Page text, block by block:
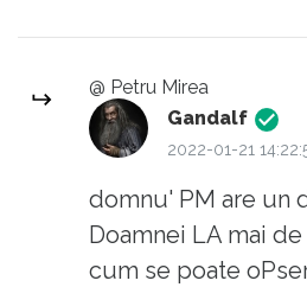
uimeste pregatirea
articolele referitoare la
este socata de aparitia
este ei drag .Vezi-ti de
Luminițo ...Sincer cred ,
@ Petru Mirea
Gandalf
2022-01-21
domnu' PM are un
Doamnei LA mai
cum se poate